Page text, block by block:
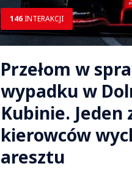
146 INTERAKCJI
Przełom w
wypadku w
Kubinie. Jeden
kierowców
aresztu